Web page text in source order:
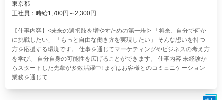
東京都
正社員：時給1,700円～2,300円
【仕事内容】<未来の選択肢を増やすための第一歩!> 「将来、自分で何か
に挑戦したい」 「もっと自由な働き方を実現したい」 そんな想いを持つ
方を応援する環境です。 仕事を通じてマーケティングやビジネスの考え方
を学び、 自分自身の可能性を広げることができます。 仕事内容 未経験か
らスタートした先輩が多数活躍中! まずはお客様とのコミュニケーション
業務を通じて...